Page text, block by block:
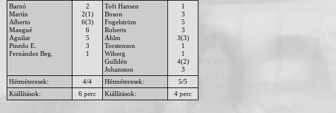
Barnó
Martín
Alberto
Mangué
Aguilar
Pinedo E.
Fernández Beg.
2
2(1)
6(3)
6
5
3
1
Toft Hansen
Boson
Fogelström
Roberts
Ahlm
Torstenson
Wiberg
Gulldén
Johansson
1
3
5
3
3(3)
1
1
4(2)
3
Hétméteresek:
4/4 Hétméteresek:
5/5
Kiállítások:
6 perc Kiállítások: 4 perc